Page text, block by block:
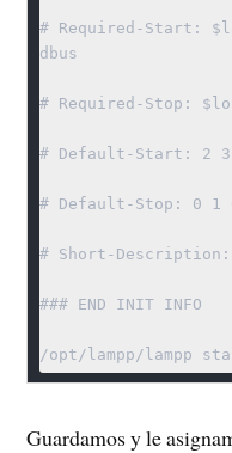
# Required-Start:
dbus
# Required-Stop:
# Default-Start: 2
# Default-Stop: 0 1
# Short-
### END INIT INFO
/opt/lampp/lampp
Guardamos y le